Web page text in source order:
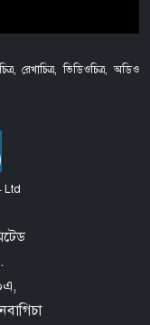
রেখাচিত্র, ভিডিওচিত্র, অডিও
Ltd